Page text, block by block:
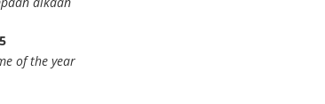
of the year